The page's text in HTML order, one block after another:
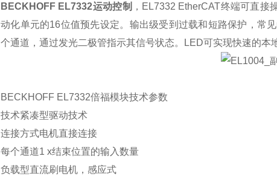
BECKHOFF EL7332运动控制 ，EL7332 EtherCAT终端可直
动化单元的16位值预先设定。输出级受到过载和短路保护，常
个通道，通过发光二极管指示其信号状态。LED可实现快速的本
BECKHOFF EL7332倍福模块技术参数
技术紧凑型驱动技术
连接方式电机直接连接
每个通道1 x结束位置的输入数量
负载型直流刷电机，感应式